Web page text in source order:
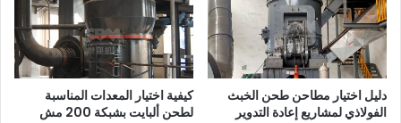
دليل اختيار مطاحن طحن الخبث
الفولاذي لمشاريع إعادة التدوير
كيفية اختيار المعدات المناسبة
لطحن ألبايت بشبكة 200 مش